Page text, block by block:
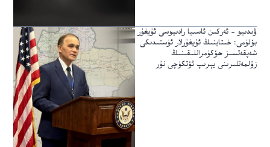
ۋىدىيو – ئەركىن ئاسىيا رادىيوسى ئۇيغۇر
بۆلۈمى: خىتاينىڭ ئۇيغۇرلار ئۈستىدىكى
شەپقەتسىز ھۆكۈمرانلىقىنىڭ
زۇلمەتلىرىنى يېرىپ ئۆتكۈچى نۇر